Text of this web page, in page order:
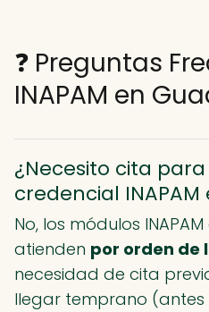
❓ Preguntas
INAPAM en
¿Necesito cita
credencial
No, los módulos
atienden por orden de
necesidad de cita
llegar temprano (antes